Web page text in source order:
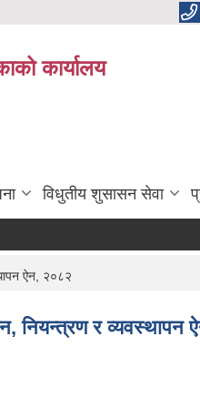
कार्यालय
विधुतीय शुसासन सेवा
ऐन, २०८२
नियन्त्रण र